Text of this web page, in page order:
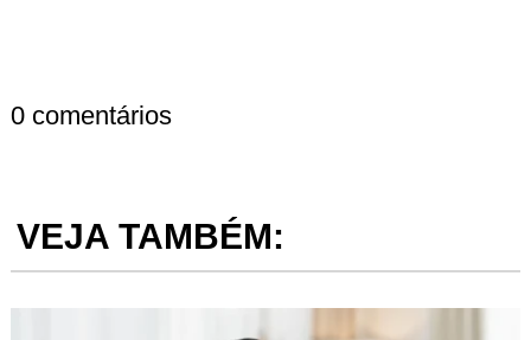
0 comentários
VEJA TAMBÉM: